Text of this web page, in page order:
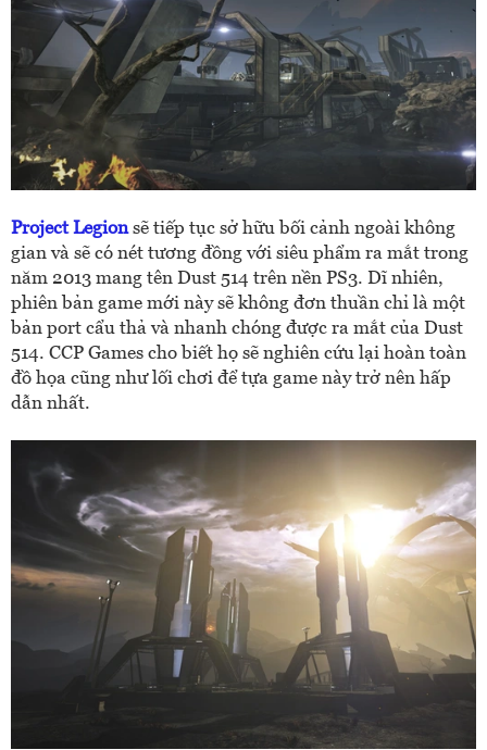
Project Legion sẽ tiếp tục sở hữu bối cảnh ngoài không
gian và sẽ có nét tương đồng với siêu phẩm ra mắt trong
năm 2013 mang tên Dust 514 trên nền PS3. Dĩ nhiên,
phiên bản game mới này sẽ không đơn thuần chỉ là một
bản port cẩu thả và nhanh chóng được ra mắt của Dust
514. CCP Games cho biết họ sẽ nghiên cứu lại hoàn toàn
đồ họa cũng như lối chơi để tựa game này trở nên hấp
dẫn nhất.